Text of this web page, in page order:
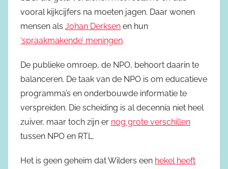
vooral kijkcijfers na moeten jagen. Daar wonen
mensen als Johan Derksen en hun
‘spraakmakende’ meningen.
De publieke omroep, de NPO, behoort daarin te
balanceren. De taak van de NPO is om educatieve
programma’s en onderbouwde informatie te
verspreiden. Die scheiding is al decennia niet heel
zuiver, maar toch zijn er nog grote verschillen
tussen NPO en RTL.
Het is geen geheim dat Wilders een hekel heeft